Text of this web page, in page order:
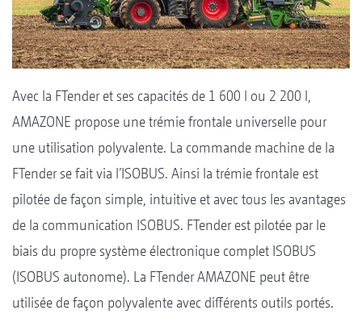
Avec la FTender et ses capacités de 1 600 l ou 2 200 l,
AMAZONE propose une trémie frontale universelle pour
une utilisation polyvalente. La commande machine de la
FTender se fait via l’ISOBUS. Ainsi la trémie frontale est
pilotée de façon simple, intuitive et avec tous les avantages
de la communication ISOBUS. FTender est pilotée par le
biais du propre système électronique complet ISOBUS
(ISOBUS autonome). La FTender AMAZONE peut être
utilisée de façon polyvalente avec différents outils portés.